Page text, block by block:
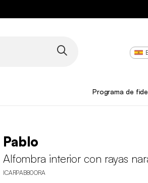
Programa de
Pablo
Alfombra interior con rayas
ICARPAB80ORA